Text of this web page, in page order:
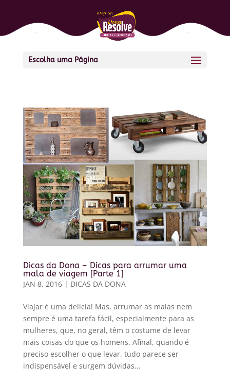
Escolha uma Página
Dicas da Dona – Dicas para arrumar uma
mala de viagem [Parte 1]
JAN 8, 2016| DICAS DA DONA
Viajar é uma delícia! Mas, arrumar as malas nem
sempre é uma tarefa fácil, especialmente para as
mulheres, que, no geral, têm o costume de levar
mais coisas do que os homens. Afinal, quando é
preciso escolher o que levar, tudo parece ser
indispensável e surgem dúvidas...